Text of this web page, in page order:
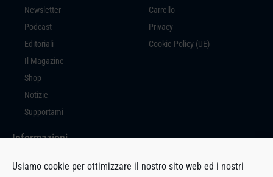
Usiamo cookie per ottimizzare il nostro sito web ed i nostri
Newsletter
Podcast
Editoriali
Il Magazine
Shop
Notizie
Supportami
Carrello
Privacy
Cookie Policy (UE)
Informazioni
Insert Coin è un prodotto editoriale a cura di Massimiliano Di Marco, con
sede in Via Milano, 94 – 27029 Vigevano (PV).